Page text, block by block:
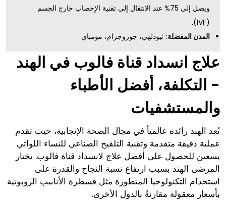
ويصل إلى 75% عند الانتقال إلى تقنية الإخصاب خارج الجسم
(IVF).
المدن المفضلة: نيودلهي، جوروجرام، مومباي
علاج انسداد قناة فالوب في الهند
- التكلفة، أفضل الأطباء
والمستشفيات
تُعد الهند رائدة عالمياً في مجال الصحة الإنجابية، حيث تقدم
عملية دقيقة متقدمة وتقنية التلقيح الصناعي للنساء اللواتي
يسعين للحصول على أفضل علاج لانسداد قناة فالوب. يختار
المرضى الهند بسبب ارتفاع نسبة النجاح والقدرة على
استخدام التكنولوجيا المتطورة مثل قسطرة الأنابيب الروبوتية
بأسعار معقولة مقارنةً بالدول الأخرى.